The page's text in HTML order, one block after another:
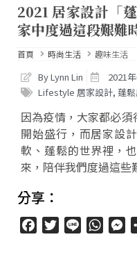
2021 居家設計「
家中度過這段艱難
首頁 時尚生活 趣味生活
By Lynn Lin
2021
Lifestyle 居家設計, 蓬
因為疫情，大家都必
開始盛行，而居家設
軟、蓬鬆的世界裡，
來，陪伴我們度過這些
分享：
FacebookTwitter
Line